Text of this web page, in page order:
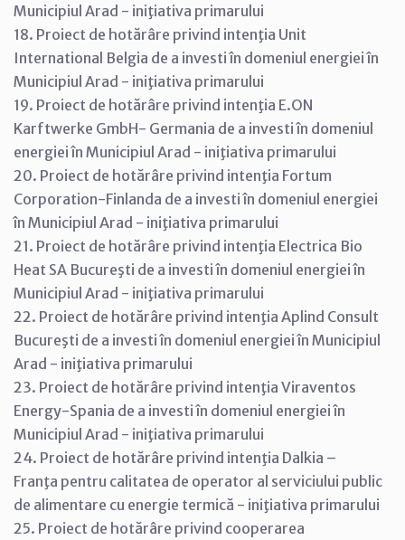
Municipiul Arad - iniţiativa primarului
18. Proiect de hotărâre privind intenţia Unit
International Belgia de a investi în domeniul energiei în
Municipiul Arad - iniţiativa primarului
19. Proiect de hotărâre privind intenţia E.ON
Karftwerke GmbH- Germania de a investi în domeniul
energiei în Municipiul Arad - iniţiativa primarului
20. Proiect de hotărâre privind intenţia Fortum
Corporation-Finlanda de a investi în domeniul energiei
în Municipiul Arad - iniţiativa primarului
21. Proiect de hotărâre privind intenţia Electrica Bio
Heat SA Bucureşti de a investi în domeniul energiei în
Municipiul Arad - iniţiativa primarului
22. Proiect de hotărâre privind intenţia Aplind Consult
Bucureşti de a investi în domeniul energiei în Municipiul
Arad - iniţiativa primarului
23. Proiect de hotărâre privind intenţia Viraventos
Energy-Spania de a investi în domeniul energiei în
Municipiul Arad - iniţiativa primarului
24. Proiect de hotărâre privind intenţia Dalkia –
Franţa pentru calitatea de operator al serviciului public
de alimentare cu energie termică - iniţiativa primarului
25. Proiect de hotărâre privind cooperarea